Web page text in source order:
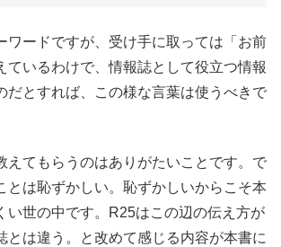
ワードですが、受け手に取っては「お前
ているわけで、情報誌として役立つ情報
だとすれば、この様な言葉は使うべきで
えてもらうのはありがたいことです。で
とは恥ずかしい。恥ずかしいからこそ本
い世の中です。R25はこの辺の伝え方が
とは違う。と改めて感じる内容が本書に